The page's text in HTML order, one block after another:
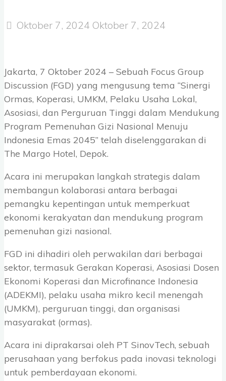
Oktober 7, 2024 Oktober 7, 2024
Jakarta, 7 Oktober 2024 – Sebuah Focus Group
Discussion (FGD) yang mengusung tema “Sinergi
Ormas, Koperasi, UMKM, Pelaku Usaha Lokal,
Asosiasi, dan Perguruan Tinggi dalam Mendukung
Program Pemenuhan Gizi Nasional Menuju
Indonesia Emas 2045” telah diselenggarakan di
The Margo Hotel, Depok.
Acara ini merupakan langkah strategis dalam
membangun kolaborasi antara berbagai
pemangku kepentingan untuk memperkuat
ekonomi kerakyatan dan mendukung program
pemenuhan gizi nasional.
FGD ini dihadiri oleh perwakilan dari berbagai
sektor, termasuk Gerakan Koperasi, Asosiasi Dosen
Ekonomi Koperasi dan Microfinance Indonesia
(ADEKMI), pelaku usaha mikro kecil menengah
(UMKM), perguruan tinggi, dan organisasi
masyarakat (ormas).
Acara ini diprakarsai oleh PT SinovTech, sebuah
perusahaan yang berfokus pada inovasi teknologi
untuk pemberdayaan ekonomi.